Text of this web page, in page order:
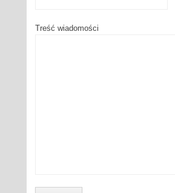
Treść wiadomości